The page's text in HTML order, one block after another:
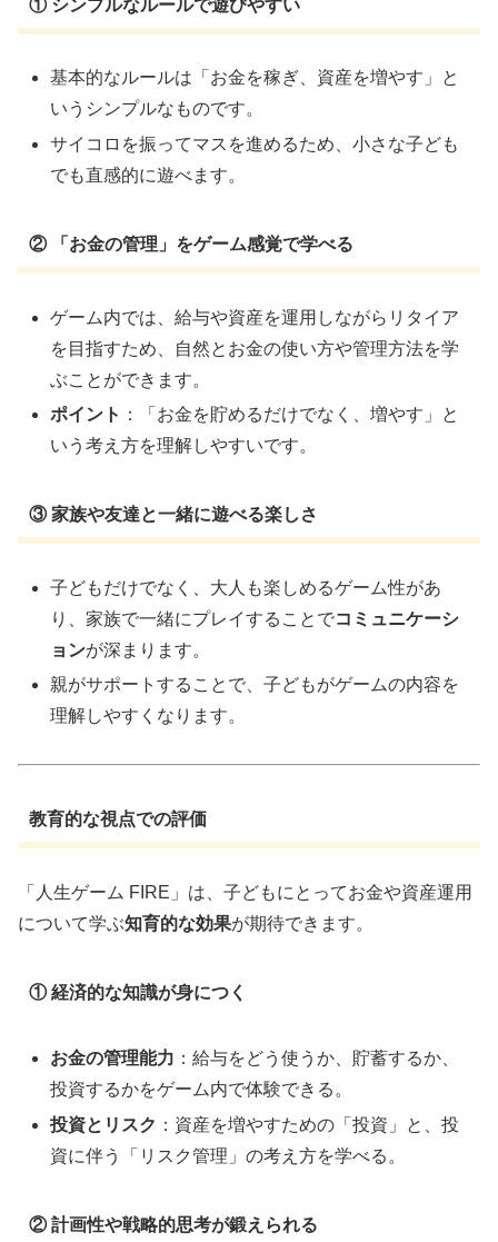
① シンプルなルールで遊びやすい
基本的なルールは「お金を稼ぎ、資産を増やす」と
いうシンプルなものです。
サイコロを振ってマスを進めるため、小さな子ども
でも直感的に遊べます。
② 「お金の管理」をゲーム感覚で学べる
ゲーム内では、給与や資産を運用しながらリタイア
を目指すため、自然とお金の使い方や管理方法を学
ぶことができます。
ポイント ：「お金を貯めるだけでなく、増やす」と
いう考え方を理解しやすいです。
③ 家族や友達と一緒に遊べる楽しさ
子どもだけでなく、大人も楽しめるゲーム性があ
り、家族で一緒にプレイすることでコミュニケーシ
ョンが深まります。
親がサポートすることで、子どもがゲームの内容を
理解しやすくなります。
教育的な視点での評価
「人生ゲーム FIRE」は、子どもにとってお金や資産運用
について学ぶ知育的な効果が期待できます。
① 経済的な知識が身につく
お金の管理能力 ：給与をどう使うか、貯蓄するか、
投資するかをゲーム内で体験できる。
投資とリスク ：資産を増やすための「投資」と、投
資に伴う「リスク管理」の考え方を学べる。
② 計画性や戦略的思考が鍛えられる